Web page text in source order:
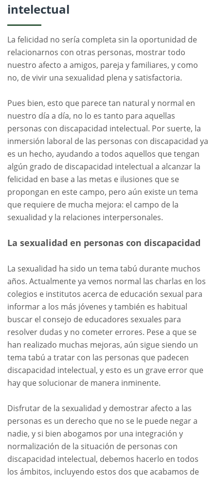
intelectual
La felicidad no sería completa sin la oportunidad de
relacionarnos con otras personas, mostrar todo
nuestro afecto a amigos, pareja y familiares, y como
no, de vivir una sexualidad plena y satisfactoria.
Pues bien, esto que parece tan natural y normal en
nuestro día a día, no lo es tanto para aquellas
personas con discapacidad intelectual. Por suerte, la
inmersión laboral de las personas con discapacidad ya
es un hecho, ayudando a todos aquellos que tengan
algún grado de discapacidad intelectual a alcanzar la
felicidad en base a las metas e ilusiones que se
propongan en este campo, pero aún existe un tema
que requiere de mucha mejora: el campo de la
sexualidad y la relaciones interpersonales.
La sexualidad en personas con discapacidad
La sexualidad ha sido un tema tabú durante muchos
años. Actualmente ya vemos normal las charlas en los
colegios e institutos acerca de educación sexual para
informar a los más jóvenes y también es habitual
buscar el consejo de educadores sexuales para
resolver dudas y no cometer errores. Pese a que se
han realizado muchas mejoras, aún sigue siendo un
tema tabú a tratar con las personas que padecen
discapacidad intelectual, y esto es un grave error que
hay que solucionar de manera inminente.
Disfrutar de la sexualidad y demostrar afecto a las
personas es un derecho que no se le puede negar a
nadie, y si bien abogamos por una integración y
normalización de la situación de personas con
discapacidad intelectual, debemos hacerlo en todos
los ámbitos, incluyendo estos dos que acabamos de